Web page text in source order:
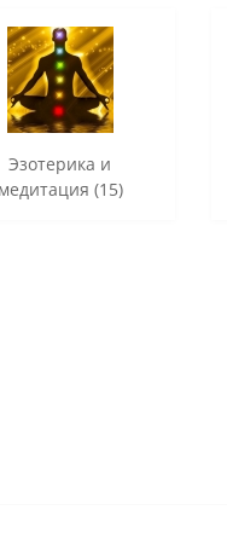
Эзотерика и
медитация (15)